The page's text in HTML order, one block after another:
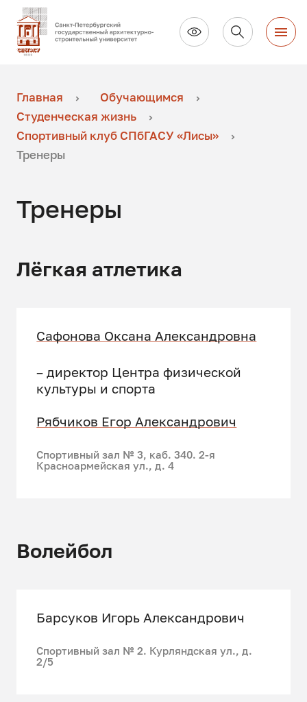
Главная
Обучающимся
Студенческая жизнь
Спортивный клуб СПбГАСУ «Лисы»
Тренеры
Тренеры
Лёгкая атлетика
Сафонова Оксана Александровна
– директор Центра физической
культуры и спорта
Рябчиков Егор Александрович
Спортивный зал № 3, каб. 340. 2-я
Красноармейская ул., д. 4
Волейбол
Барсуков Игорь Александрович
Спортивный зал № 2. Курляндская ул., д.
2/5